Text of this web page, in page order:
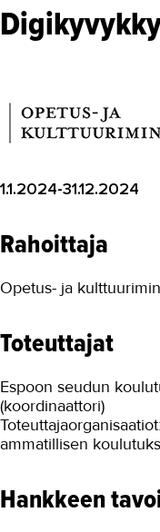
Tampereen
Töihin
Kestävät
1.1.2024-31.12.2024
Rahoittaja
Opetus- ja
Toteuttajat
Espoon seudun
(koordinaattori)
ammatillisen
Hankkeen